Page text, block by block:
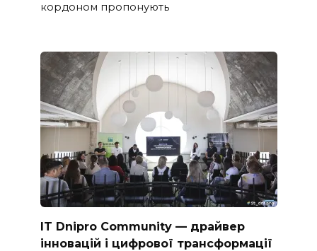
кордоном пропонують
IT Dnipro Community — драйвер
інновацій і цифрової трансформації